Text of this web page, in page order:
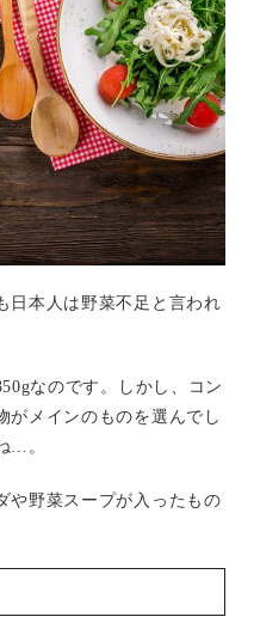
日本人は野菜不足と言われ
なのです。しかし、コン
がメインのものを選んでし
…。
や野菜スープが入ったもの